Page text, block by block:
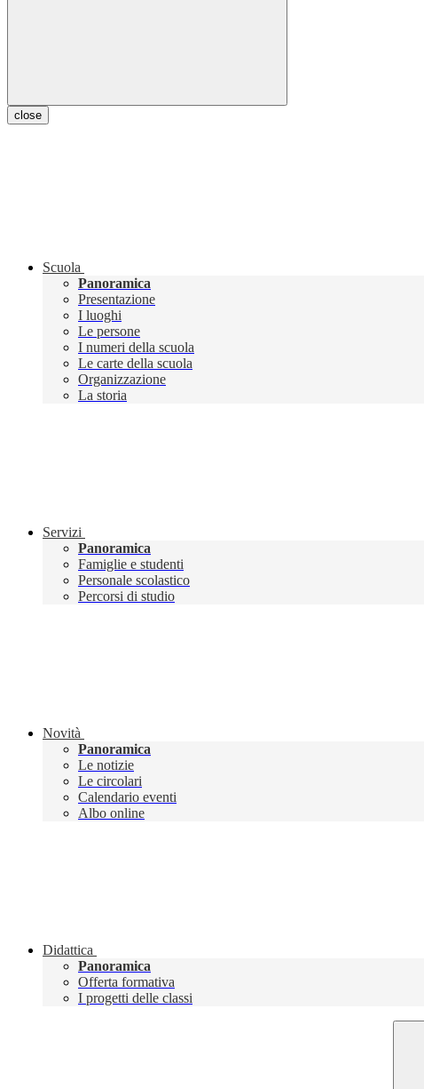
close
Scuola
Panoramica
Presentazione
I luoghi
Le persone
I numeri della scuola
Le carte della scuola
Organizzazione
La storia
Servizi
Panoramica
Famiglie e studenti
Personale scolastico
Percorsi di studio
Novità
Panoramica
Le notizie
Le circolari
Calendario eventi
Albo online
Didattica
Panoramica
Offerta formativa
I progetti delle classi